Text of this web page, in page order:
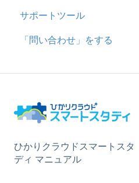
統合ユーザーについて
サービスについて
証明書認証
MFA(多要素認証)
サポートツール
基本操作
問題登録用ファイルに戻す
ドキュメントを登録する
「問い合わせ」をする
ひかりクラウドスマートスタ
ディ マニュアル